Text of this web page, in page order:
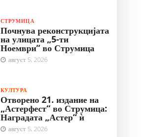
СТРУМИЦА
Почнува реконструкцијата
на улицата „5-ти
Ноември“ во Струмица
август 5, 2026
КУЛТУРА
Отворено 21. издание на
„Астерфест“ во Струмица:
Наградата „Астер“ ѝ
август 5, 2026